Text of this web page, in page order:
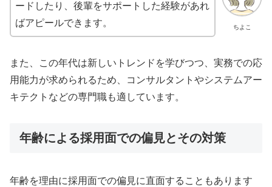
ちよこ
ードしたり、後輩をサポートした経験があれ
ばアピールできます。
また、この年代は新しいトレンドを学びつつ、実務での応
用能力が求められるため、コンサルタントやシステムアー
キテクトなどの専門職も適しています。
年齢による採用面での偏見とその対策
年齢を理由に採用面での偏見に直面することもあります